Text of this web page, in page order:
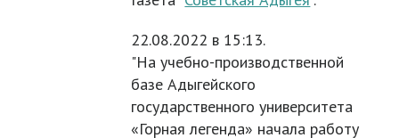
22.08.2022 в 15:13.
"На учебно-производственной
базе Адыгейского
государственного университета
«Горная легенда» начала работу